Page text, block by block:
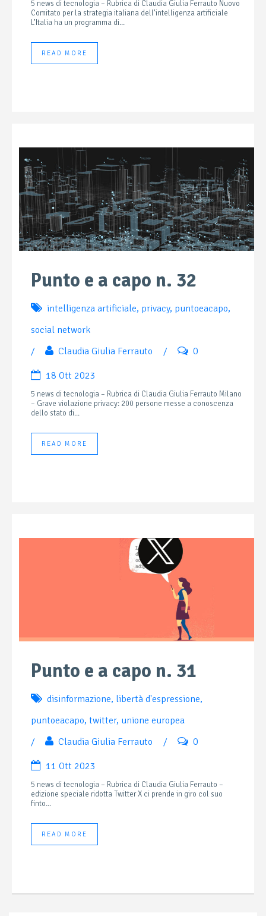
5 news di tecnologia – Rubrica di Claudia Giulia Ferrauto Nuovo
Comitato per la strategia italiana dell’intelligenza artificiale
L’Italia ha un programma di...
READ MORE
Punto e a capo n. 32
intelligenza artificiale, privacy, puntoeacapo,
social network
/
Claudia Giulia Ferrauto / 0
18 Ott 2023
5 news di tecnologia – Rubrica di Claudia Giulia Ferrauto Milano
– Grave violazione privacy: 200 persone messe a conoscenza
dello stato di...
READ MORE
Punto e a capo n. 31
disinformazione, libertà d'espressione,
puntoeacapo, twitter, unione europea
/
Claudia Giulia Ferrauto / 0
11 Ott 2023
5 news di tecnologia – Rubrica di Claudia Giulia Ferrauto –
edizione speciale ridotta Twitter X ci prende in giro col suo
finto...
READ MORE